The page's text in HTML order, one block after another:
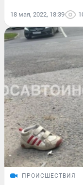
18 мая, 2022, 18:39
ПРОИСШЕСТВИЯ